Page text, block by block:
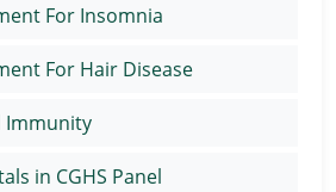
For Insomnia
For Hair Disease
Immunity
in CGHS Panel